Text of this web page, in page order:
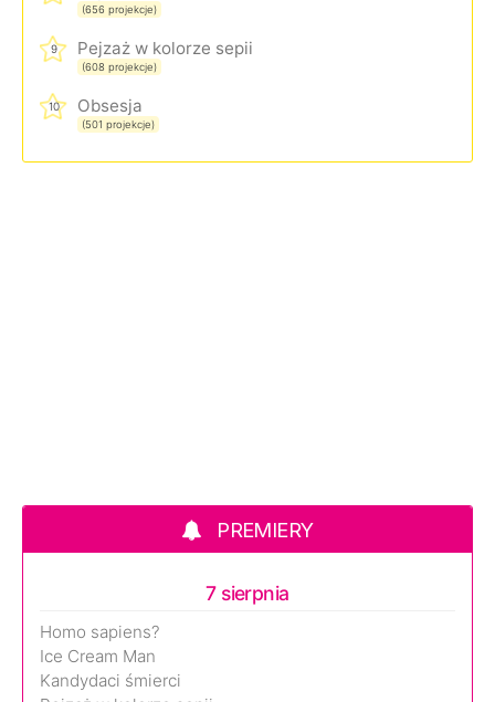
(656 projekcje)
9 Pejzaż w kolorze sepii
(608 projekcje)
10 Obsesja
(501 projekcje)
PREMIERY
7 sierpnia
Homo sapiens?
Ice Cream Man
Kandydaci śmierci